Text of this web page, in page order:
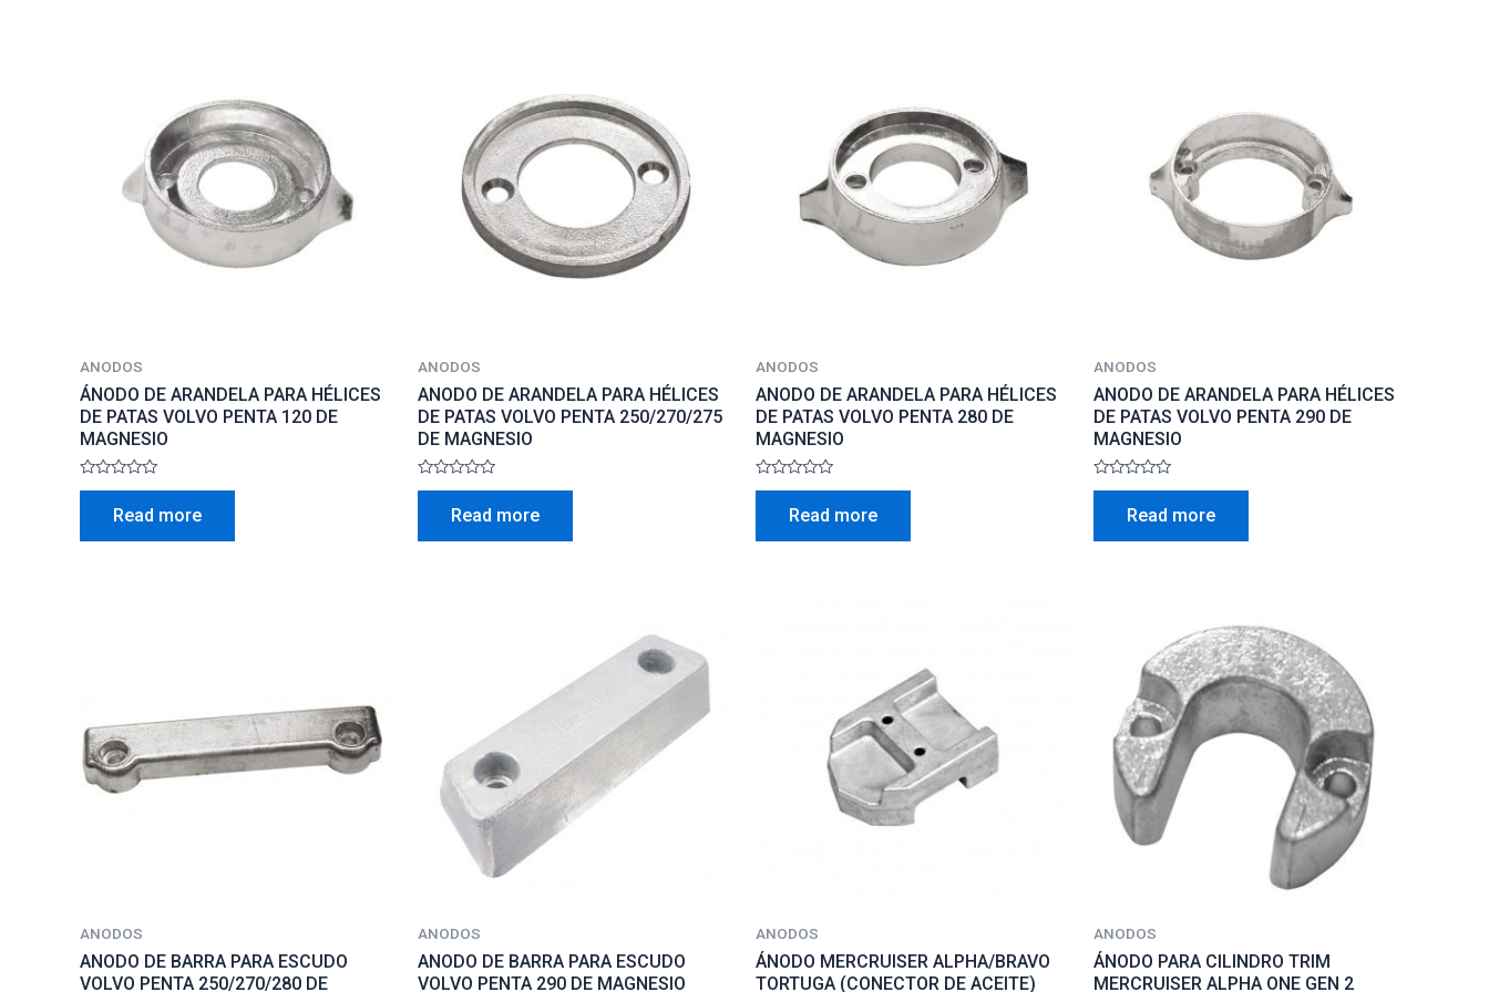
ANODOS
ÁNODO DE ARANDELA PARA HÉLICES
DE PATAS VOLVO PENTA 120 DE
MAGNESIO
Rated
5
Read more
ANODOS
ANODO DE ARANDELA PARA HÉLICES
DE PATAS VOLVO PENTA 250/270/275
DE MAGNESIO
Rated
5
Read more
ANODOS
ANODO DE ARANDELA PARA HÉLICES
DE PATAS VOLVO PENTA 280 DE
MAGNESIO
Rated
5
Read more
ANODOS
ANODO DE ARANDELA PARA HÉLICES
DE PATAS VOLVO PENTA 290 DE
MAGNESIO
Rated
5
Read more
ANODOS
ANODO DE BARRA PARA ESCUDO
VOLVO PENTA 250/270/280 DE
ANODOS
ANODO DE BARRA PARA ESCUDO
VOLVO PENTA 290 DE MAGNESIO
ANODOS
ÁNODO MERCRUISER ALPHA/BRAVO
TORTUGA (CONECTOR DE ACEITE)
ANODOS
ÁNODO PARA CILINDRO TRIM
MERCRUISER ALPHA ONE GEN 2